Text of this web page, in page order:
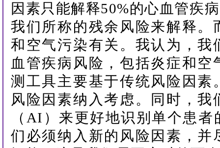
因素只能解释50%的心血管疾
我们所称的残余风险来解释。
和空气污染有关。我认为，我
血管疾病风险，包括炎症和
测工具主要基于传统风险因素
风险因素纳入考虑。同时，
（AI）来更好地识别单个患
们必须纳入新的风险因素，并